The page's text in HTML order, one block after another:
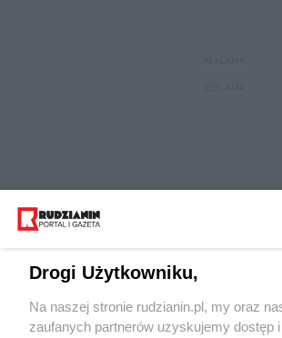
Wydawca mediów lokalnych
Drogi Użytkowniku,
Na naszej stronie rudzianin.pl, my oraz
zaufanych partnerów uzyskujemy dostęp